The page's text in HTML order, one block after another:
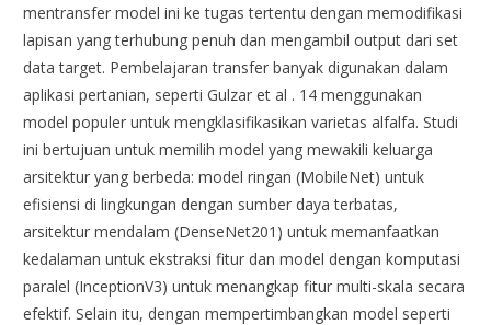
mentransfer model ini ke tugas tertentu dengan memodifikasi
lapisan yang terhubung penuh dan mengambil output dari set
data target. Pembelajaran transfer banyak digunakan dalam
aplikasi pertanian, seperti Gulzar et al . 14 menggunakan
model populer untuk mengklasifikasikan varietas alfalfa. Studi
ini bertujuan untuk memilih model yang mewakili keluarga
arsitektur yang berbeda: model ringan (MobileNet) untuk
efisiensi di lingkungan dengan sumber daya terbatas,
arsitektur mendalam (DenseNet201) untuk memanfaatkan
kedalaman untuk ekstraksi fitur dan model dengan komputasi
paralel (InceptionV3) untuk menangkap fitur multi-skala secara
efektif. Selain itu, dengan mempertimbangkan model seperti